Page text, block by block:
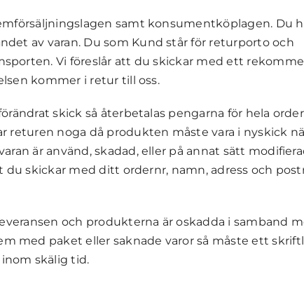
samt konsumentköplagen. Du
av varan. Du som Kund står för returporto och
Vi föreslår att du skickar med ett
kommer i retur till oss.
skick så återbetalas pengarna för hela
returen noga då produkten måste vara i nyskick
är använd, skadad, eller på annat sätt
skickar med ditt ordernr, namn, adress och
och produkterna är oskadda i samband
med paket eller saknade varor så måste ett
skälig tid.